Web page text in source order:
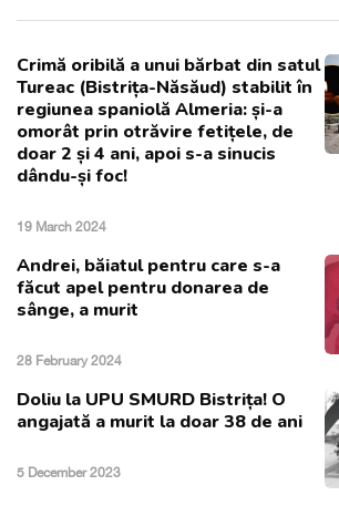
Crimă oribilă a unui bărbat din satul
Tureac (Bistrița-Năsăud) stabilit în
regiunea spaniolă Almeria: și-a
omorât prin otrăvire fetițele, de
doar 2 și 4 ani, apoi s-a sinucis
dându-și foc!
19 March 2024
Andrei, băiatul pentru care s-a
făcut apel pentru donarea de
sânge, a murit
28 February 2024
Doliu la UPU SMURD Bistrița! O
angajată a murit la doar 38 de ani
5 December 2023